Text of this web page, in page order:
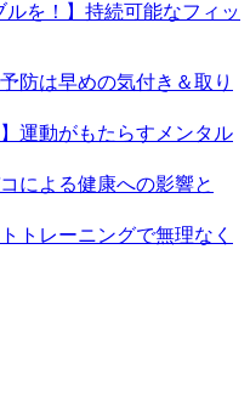
ルを！】持続可能なフィッ
防は早めの気付き＆取り
運動がもたらすメンタル
による健康への影響と
トレーニングで無理なく